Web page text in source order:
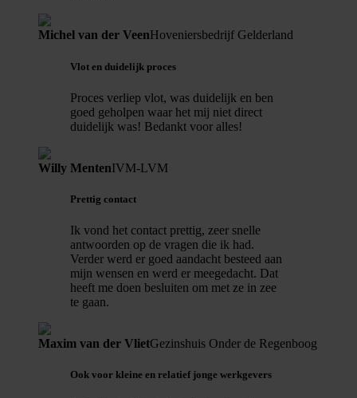
Michel van der VeenHoveniersbedrijf Gelderland
Vlot en duidelijk proces
Proces verliep vlot, was duidelijk en ben
goed geholpen waar het mij niet direct
duidelijk was! Bedankt voor alles!
Willy MentenIVM-LVM
Prettig contact
Ik vond het contact prettig, zeer snelle
antwoorden op de vragen die ik had.
Verder werd er goed aandacht besteed aan
mijn wensen en werd er meegedacht. Dat
heeft me doen besluiten om met ze in zee
te gaan.
Maxim van der VlietGezinshuis Onder de Regenboog
Ook voor kleine en relatief jonge werkgevers